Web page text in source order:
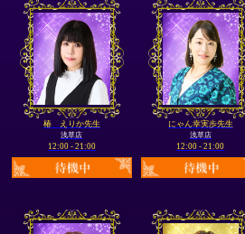
椿 えりか先生
浅草店
12:00 - 21:00
にゃん幸実歩先生
浅草店
12:00 - 21:00